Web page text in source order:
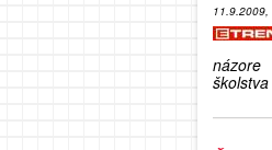
11.9.2009,
názore